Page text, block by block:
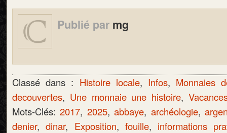
Publié par mg
Classé dans : Histoire locale, Infos, Monnaies
decouvertes, Une monnaie une histoire,
Mots-Clés:2017, 2025,abbaye, archéologie,
denier,dinar, Exposition, fouille, informations